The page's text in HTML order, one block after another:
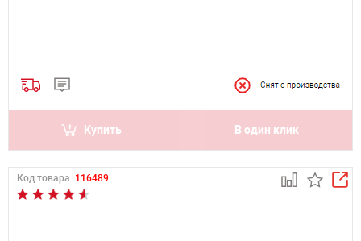
Купить В один клик
Код товара: 116489